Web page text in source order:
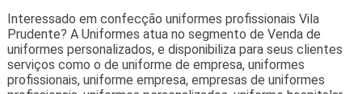
Interessado em confecção uniformes profissionais Vila
Prudente? A Uniformes atua no segmento de Venda de
uniformes personalizados, e disponibiliza para seus clientes
serviços como o de uniforme de empresa, uniformes
profissionais, uniforme empresa, empresas de uniformes